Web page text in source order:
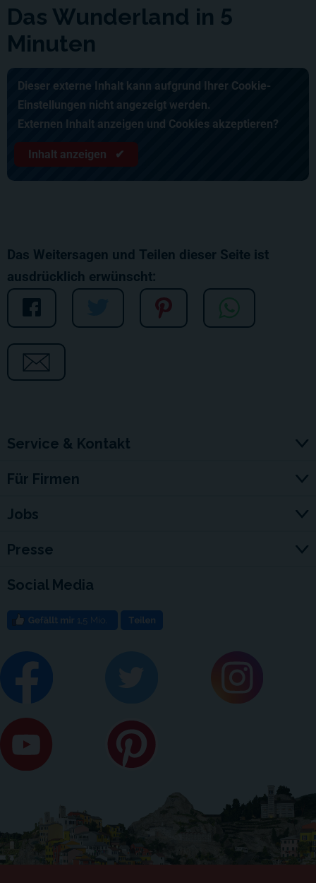
Das Wunderland in 5
Minuten
Dieser externe Inhalt kann aufgrund Ihrer Cookie-
Einstellungen nicht angezeigt werden.
Externen Inhalt anzeigen und Cookies akzeptieren?
Inhalt anzeigen ✔
Das Weitersagen und Teilen dieser Seite ist
ausdrücklich erwünscht:
Service & Kontakt
Für Firmen
Jobs
Presse
Social Media